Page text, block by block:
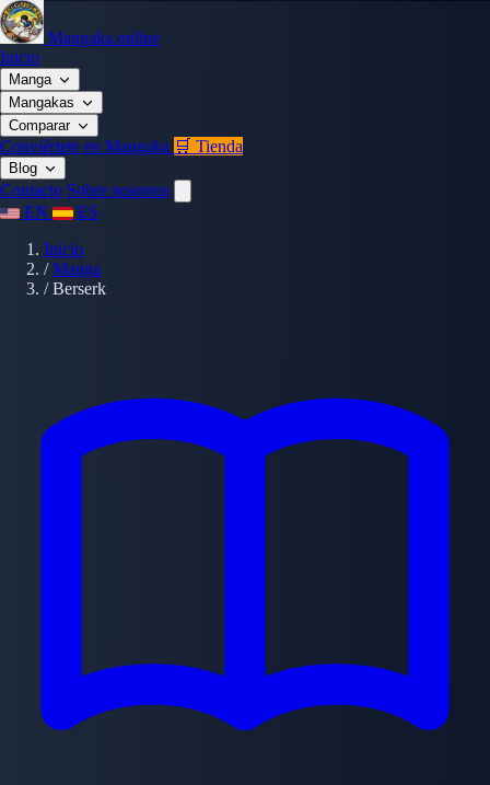
Mangaka.online
Inicio
Manga
Mangakas
Comparar
Conviértete en Mangaka 🛒 Tienda
Blog
Contacto Sobre nosotros
EN
ES
Inicio
/ Manga
/ Berserk